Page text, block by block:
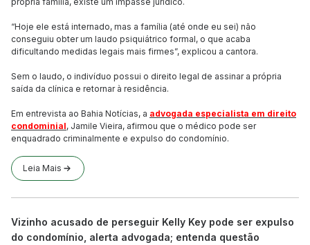
“Hoje ele está internado, mas a família (até onde eu sei) não
conseguiu obter um laudo psiquiátrico formal, o que acaba
dificultando medidas legais mais firmes”, explicou a cantora.
Sem o laudo, o indivíduo possui o direito legal de assinar a própria
saída da clínica e retornar à residência.
Em entrevista ao Bahia Notícias, a advogada especialista em direito
condominial, Jamile Vieira, afirmou que o médico pode ser
enquadrado criminalmente e expulso do condomínio.
Leia Mais
Vizinho acusado de perseguir Kelly Key pode ser expulso
do condomínio, alerta advogada; entenda questão